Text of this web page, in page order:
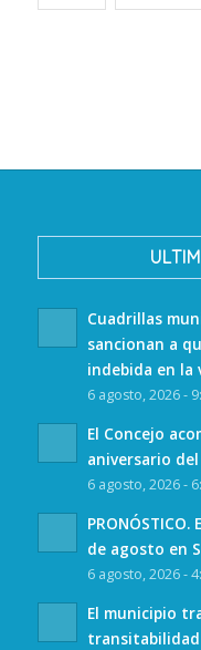
Cuadrillas
sancionan a
indebida en la
6 agosto, 2026 -
El Concejo
aniversario
6 agosto, 2026 -
de agosto en
6 agosto, 2026 -
El municipio
transitabilidad